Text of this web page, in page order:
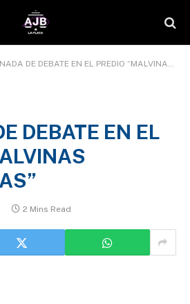
DE DEBATE EN EL PREDIO “MALVINAS ARGENTINAS”
DEBATE EN EL
2 Mins Read